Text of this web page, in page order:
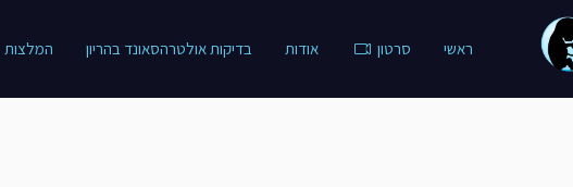
ראשי סרטון אודות בדיקות אולטרהסאונד בהריון המלצות